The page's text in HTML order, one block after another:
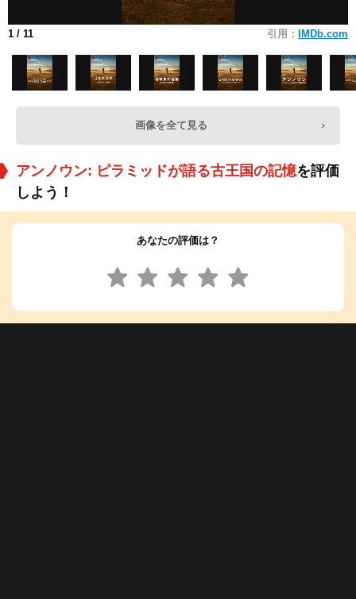
1 / 11 引用： IMDb.com
画像を全て見る
アンノウン: ピラミッドが語る古王国の記憶を評価
しよう！
あなたの評価は？